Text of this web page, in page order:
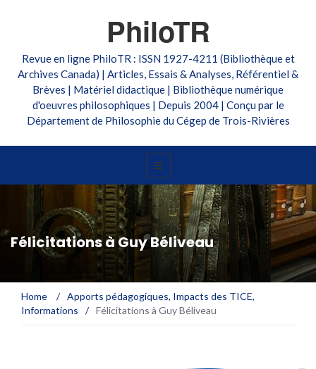
PhiloTR
Revue en ligne PhiloTR : ISSN 1927-4211 (Bibliothèque et
Archives Canada) | Articles, Essais & Analyses, Référentiel &
Brèves | Matériel didactique | Bibliothèque numérique
d'oeuvres philosophiques | Depuis 2004 | Conçu par le
Département de Philosophie du Cégep de Trois-Rivières
Félicitations à Guy Béliveau
Home / Apports pédagogiques, Impacts des TICE,
Informations
/ Félicitations à Guy Béliveau